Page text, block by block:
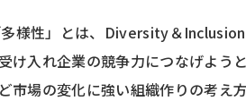
様性」とは、Diversity＆Inclusion
け入れ企業の競争力につなげよ
市場の変化に強い組織作りの考